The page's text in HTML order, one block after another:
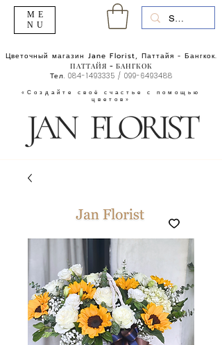
«Создайте своё счастье с помощью
цветов»
Цветочный магазин Jane Florist, Паттайя - Бангкок.
ПАТТАЙЯ - БАНГКОК
Тел. 084-1493335 / 099-6493488
ME
NU